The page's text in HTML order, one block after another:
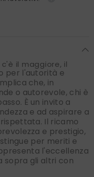
per l'autorità e
che, in
o autorevole, chi è
È un invito a
e ad aspirare a
Il ricamo
e prestigio,
per meriti e
l'eccellenza
sopra gli altri con